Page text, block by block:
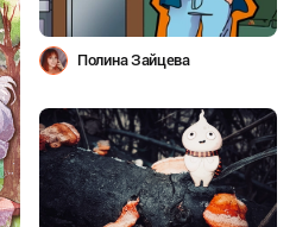
Полина Зайцева